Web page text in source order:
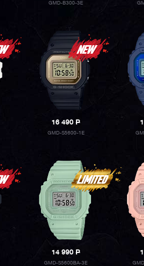
GMD-B300-3E
16 490P
GMD-S5600-1E
14 990P
GMD-S5600BA-3E